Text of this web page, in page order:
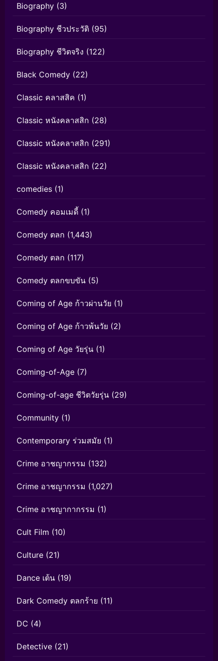
Biography (3)
Biography ชีวประวัติ (95)
Biography ชีวิตจริง (122)
Black Comedy (22)
Classic คลาสสิค (1)
Classic หนังคลาสสิก (28)
Classic หนังคลาสสิก (291)
Classic หนังคลาสสิก (22)
comedies (1)
Comedy คอมเมดี้ (1)
Comedy ตลก (1,443)
Comedy ตลก (117)
Comedy ตลกขบขัน (5)
Coming of Age ก้าวผ่านวัย (1)
Coming of Age ก้าวพ้นวัย (2)
Coming of Age วัยรุ่น (1)
Coming-of-Age (7)
Coming-of-age ชีวิตวัยรุ่น (29)
Community (1)
Contemporary ร่วมสมัย (1)
Crime อาชญากรรม (132)
Crime อาชญากรรม (1,027)
Crime อาชญากากรรม (1)
Cult Film (10)
Culture (21)
Dance เต้น (19)
Dark Comedy ตลกร้าย (11)
DC (4)
Detective (21)